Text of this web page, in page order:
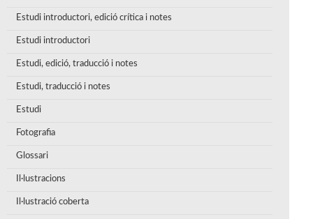
Estudi introductori, edició crítica i notes
Estudi introductori
Estudi, edició, traducció i notes
Estudi, traducció i notes
Estudi
Fotografia
Glossari
Il·lustracions
Il·lustració coberta